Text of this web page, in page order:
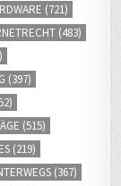
(721)
(483)
(397)
(515)
(219)
(367)